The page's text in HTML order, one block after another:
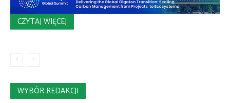
CZYTAJ WIĘCEJ
WYBÓR REDAKCJI